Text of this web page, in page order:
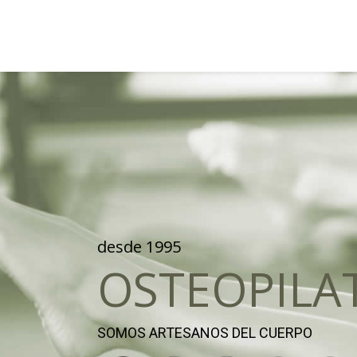
desde 1995
SOMOS ARTESANOS DEL CUERPO